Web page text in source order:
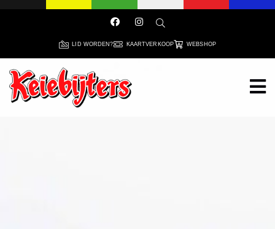
LID WORDEN? KAARTVERKOOP WEBSHOP